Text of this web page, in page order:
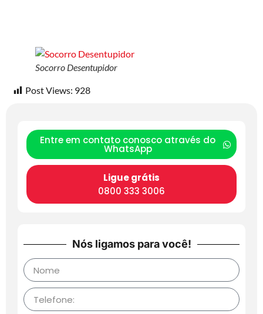
Socorro Desentupidor
Post Views: 928
Entre em contato conosco através do
WhatsApp
Ligue grátis
0800 333 3006
Nós ligamos para você!